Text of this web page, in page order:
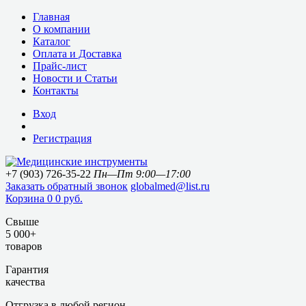
Главная
О компании
Каталог
Оплата и Доставка
Прайс-лист
Новости и Статьи
Контакты
Вход
Регистрация
+7 (903) 726-35-22 Пн—Пт 9:00—17:00
Заказать обратный звонок globalmed@list.ru
Корзина 0 0 руб.
Свыше
5 000+
товаров
Гарантия
качества